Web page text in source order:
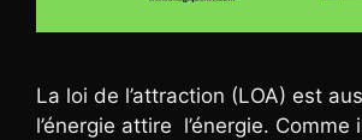
La loi de l’attraction (LOA) est
l’énergie attire l’énergie. Comme